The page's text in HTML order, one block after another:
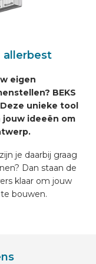
allerbest
eigen
BEKS
unieke tool
ideeën om
je daarbij graag
Dan staan de
klaar om jouw
bouwen.